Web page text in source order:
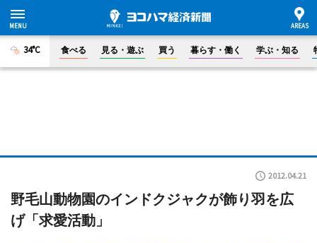
34°C 食べる 見る・遊ぶ 買う 暮らす・働く 学ぶ・知る
2012.04.21
野毛山動物園のインドクジャクが飾り羽を広
げ「求愛活動」